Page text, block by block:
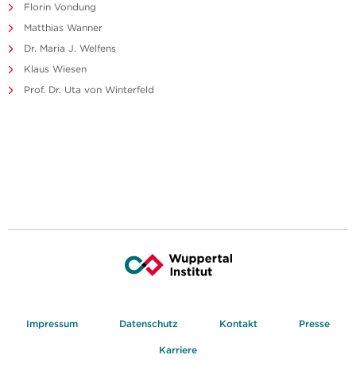
Florin Vondung
Matthias Wanner
Dr. Maria J. Welfens
Klaus Wiesen
Prof. Dr. Uta von Winterfeld
Impressum Datenschutz Kontakt Presse
Karriere